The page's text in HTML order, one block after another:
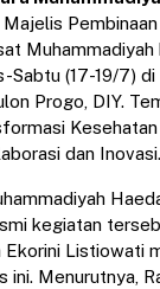
Majelis
Sabtu (17-19/7)
Progo, DIY.
Kesehatan
dan
kegiatan
Ekorini Listiowati
ini. Menurutnya,